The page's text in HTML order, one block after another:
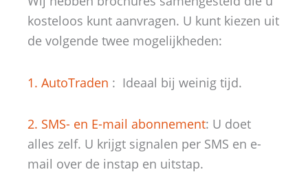
kosteloos kunt aanvragen. U kunt kiezen uit
de volgende twee mogelijkheden:
1. AutoTraden : Ideaal bij weinig tijd.
2. SMS- en E-mail abonnement: U doet
alles zelf. U krijgt signalen per SMS en e-
mail over de instap en uitstap.